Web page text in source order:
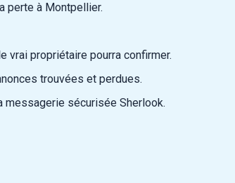
perte à Montpellier.
vrai propriétaire pourra confirmer.
trouvées et perdues.
messagerie sécurisée Sherlook.